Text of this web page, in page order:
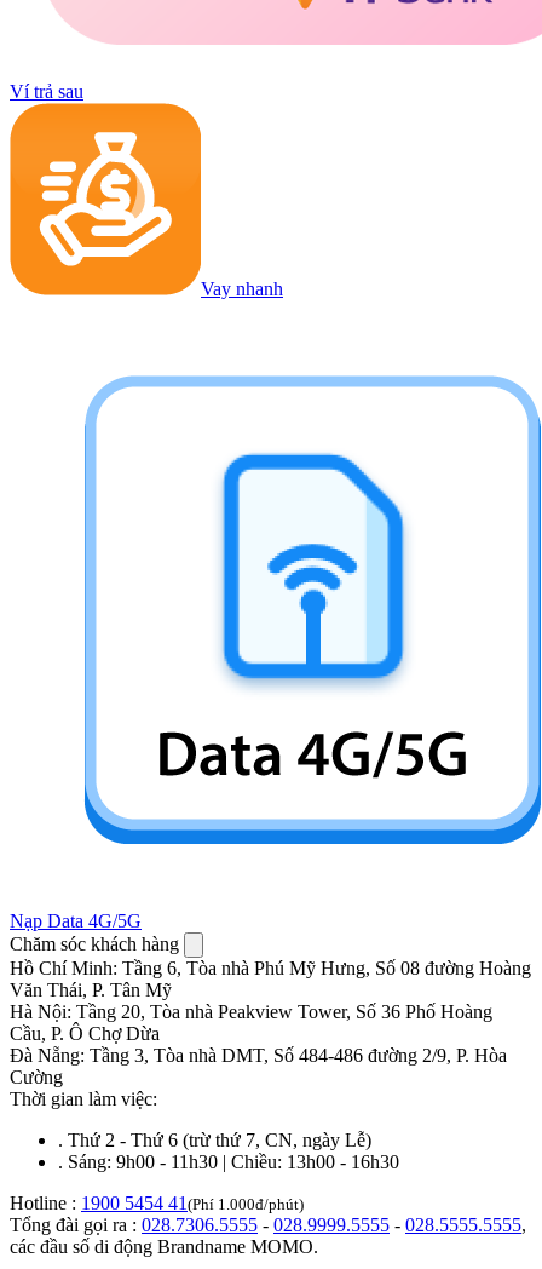
Ví trả sau
Vay nhanh
Nạp Data 4G/5G
Chăm sóc khách hàng
Hồ Chí Minh: Tầng 6, Tòa nhà Phú Mỹ Hưng, Số 08 đường Hoàng
Văn Thái, P. Tân Mỹ
Hà Nội: Tầng 20, Tòa nhà Peakview Tower, Số 36 Phố Hoàng
Cầu, P. Ô Chợ Dừa
Đà Nẵng: Tầng 3, Tòa nhà DMT, Số 484-486 đường 2/9, P. Hòa
Cường
Thời gian làm việc:
. Thứ 2 - Thứ 6 (trừ thứ 7, CN, ngày Lễ)
. Sáng: 9h00 - 11h30 | Chiều: 13h00 - 16h30
Hotline : 1900 5454 41 (Phí 1.000đ/phút)
Tổng đài gọi ra : 028.7306.5555 - 028.9999.5555 - 028.5555.5555,
các đầu số di động Brandname MOMO.